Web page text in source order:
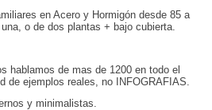
en Acero y Hormigón desde 85 a
o de dos plantas + bajo cubierta.
hablamos de mas de 1200 en todo el
de ejemplos reales, no INFOGRAFIAS.
y minimalistas.